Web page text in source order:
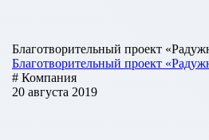
Благотворительный проект
Благотворительный проект
# Компания
20 августа 2019